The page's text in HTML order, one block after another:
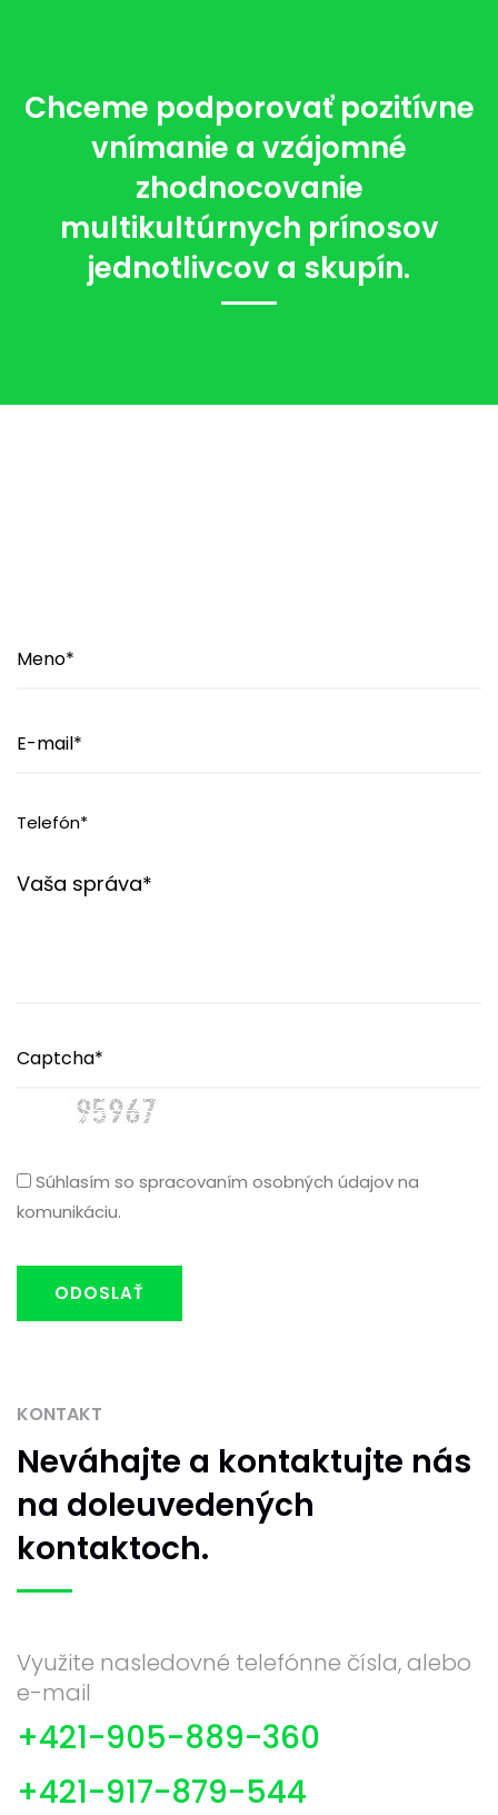
Chceme podporovať pozitívne
vnímanie a vzájomné
zhodnocovanie
multikultúrnych prínosov
jednotlivcov a skupín.
Súhlasím so spracovaním osobných údajov na
komunikáciu.
ODOSLAŤ
KONTAKT
Neváhajte a kontaktujte nás
na doleuvedených
kontaktoch.
Využite nasledovné telefónne čísla, alebo
e-mail
+421-905-889-360
+421-917-879-544